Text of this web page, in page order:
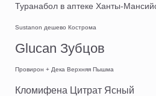
Туранабол в аптеке Ханты-
Sustanon дешево Кострома
Glucan Зубцов
Провирон + Дека Верхняя Пышма
Кломифена Цитрат Ясный